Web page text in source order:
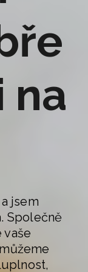
na
jsem
Společně